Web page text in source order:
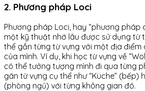
2. Phương pháp Loci
Phương pháp Loci, hay “phương pháp
một kỹ thuật nhớ lâu được sử dụng từ
thể gắn từng từ vựng với một địa điểm
của mình. Ví dụ, khi học từ vựng về
có thể tưởng tượng mình đi qua từng
gán từ vựng cụ thể như “Küche” (bếp)
(phòng ngủ) với từng không gian đó.